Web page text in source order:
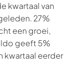
kwartaal van
27%
een groei,
geeft 5%
kwartaal eerder